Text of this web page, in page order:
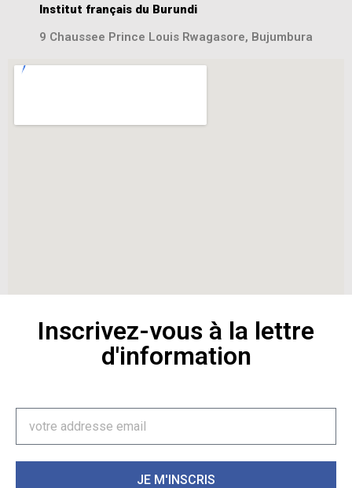
Institut français du Burundi
9 Chaussee Prince Louis Rwagasore, Bujumbura
Inscrivez-vous à la lettre
d'information
JE M'INSCRIS